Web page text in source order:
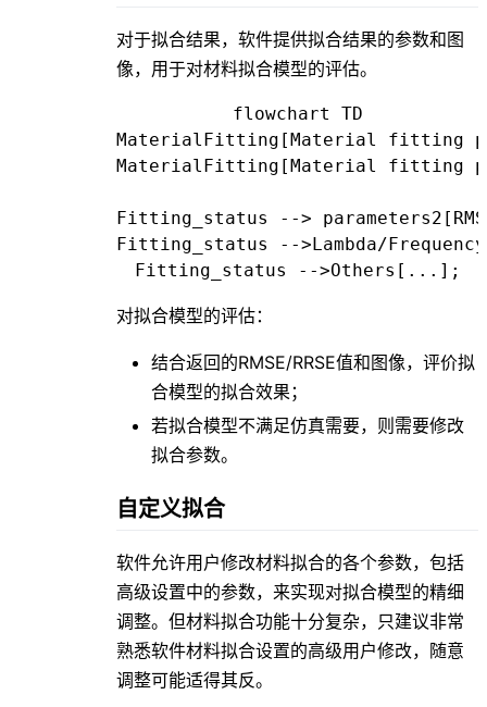
对于拟合结果，软件提供拟合结果的参数和图
像，用于对材料拟合模型的评估。
flowchart TD
MaterialFitting[Material fitting
MaterialFitting[Material fitting
Fitting_status -->
Fitting_status -->Lambda/
对拟合模型的评估：
结合返回的RMSE/RRSE值和图像，评价拟
合模型的拟合效果；
若拟合模型不满足仿真需要，则需要修改
拟合参数。
自定义拟合
软件允许用户修改材料拟合的各个参数，包括
高级设置中的参数，来实现对拟合模型的精细
调整。但材料拟合功能十分复杂，只建议非常
熟悉软件材料拟合设置的高级用户修改，随意
调整可能适得其反。